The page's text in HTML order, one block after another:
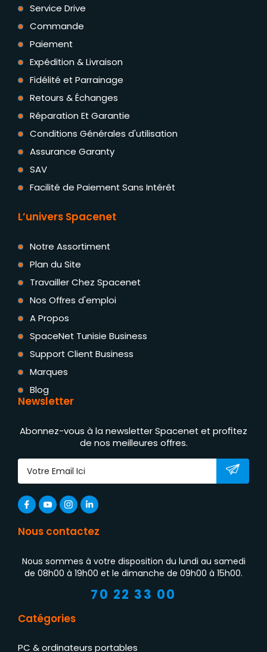
Service Drive
Commande
Paiement
Expédition & Livraison
Fidélité et Parrainage
Retours & Échanges
Réparation Et Garantie
Conditions Générales d'utilisation
Assurance Garanty
SAV
Facilité de Paiement Sans Intérêt
L’univers Spacenet
Notre Assortiment
Plan du Site
Travailler Chez Spacenet
Nos Offres d'emploi
A Propos
SpaceNet Tunisie Business
Support Client Business
Marques
Blog
Newsletter
Abonnez-vous à la newsletter Spacenet et profitez
de nos meilleures offres.
Nous contactez
Nous sommes à votre disposition du lundi au samedi
de 08h00 à 19h00 et le dimanche de 09h00 à 15h00.
70 22 33 00
Catégories
PC & ordinateurs portables